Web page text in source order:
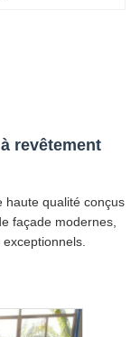
revêtement
haute qualité conçus
façade modernes,